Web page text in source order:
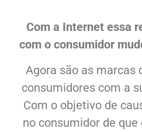
Com a Internet essa
com o consumidor
Agora são as marcas
consumidores com a
Com o objetivo de
no consumidor de